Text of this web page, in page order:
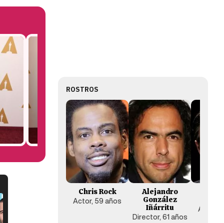
ROSTROS
Chris Rock
Actor, 59 años
Alejandro
González
Iñárritu
Director, 61 años
Actor,